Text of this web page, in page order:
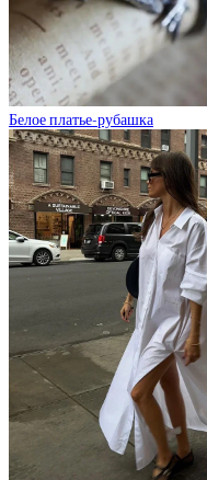
Белое платье-рубашка